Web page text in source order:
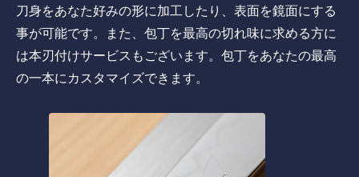
刀身をあなた好みの形に加工したり、表面を鏡面にする
事が可能です。また、包丁を最高の切れ味に求める方に
は本刃付けサービスもございます。包丁をあなたの最高
の一本にカスタマイズできます。